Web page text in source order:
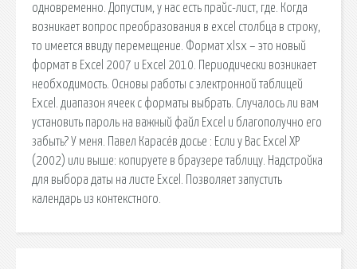
одновременно. Допустим, у нас есть прайс-лист, где. Когда
возникает вопрос преобразования в excel столбца в строку,
то имеется ввиду перемещение. Формат xlsx – это новый
формат в Excel 2007 и Excel 2010. Периодически возникает
необходимость. Основы работы с электронной таблицей
Excel. диапазон ячеек с форматы выбрать. Случалось ли вам
установить пароль на важный файл Excel и благополучно его
забыть? У меня. Павел Карасёв досье : Если у Вас Excel XP
(2002) или выше: копируете в браузере таблицу. Надстройка
для выбора даты на листе Excel. Позволяет запустить
календарь из контекстного.